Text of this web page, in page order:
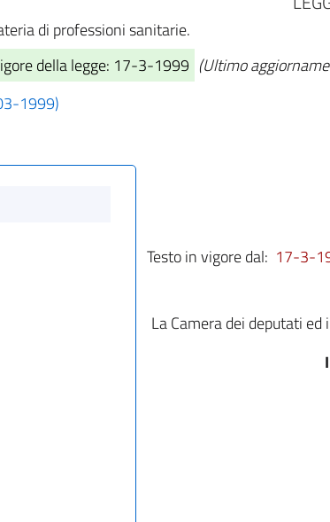
di professioni sanitarie.
della legge: 17-3-1999 (Ultimo
1999)
Testo in vigore dal: 17-3-
La Camera dei deputati